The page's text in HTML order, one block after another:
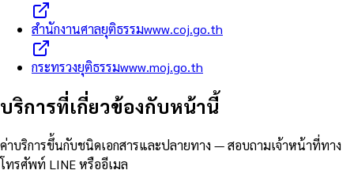
สำนักงานศาลยุติธรรมwww.coj.go.th
กระทรวงยุติธรรมwww.moj.go.th
บริการที่เกี่ยวข้องกับหน้านี้
ค่าบริการขึ้นกับชนิดเอกสารและปลายทาง — สอบถามเจ้าหน้าที่ทาง
โทรศัพท์ LINE หรืออีเมล